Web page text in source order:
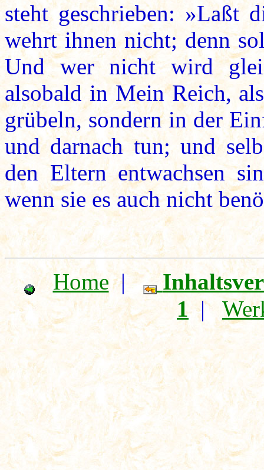
steht geschrieben: »Laßt
wehrt ihnen nicht; denn
Und wer nicht wird
alsobald in Mein Reich,
grübeln, sondern in der
und darnach tun; und
den Eltern entwachsen
wenn sie es auch nicht
Home|
1|